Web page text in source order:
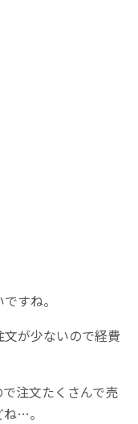
すね。
が少ないので経費
注文たくさんで売
…。